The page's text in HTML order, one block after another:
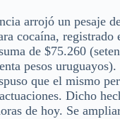
arrojó un pesaje
cocaína, registrado
de $75.260
pesos uruguayos).
que el mismo
Dicho
de hoy. Se